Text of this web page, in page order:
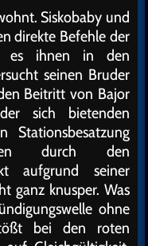
Siskobaby und
direkte Befehle der
es ihnen in den
seinen Bruder
Beitritt von Bajor
sich bietenden
Stationsbesatzung
durch den
aufgrund seiner
ganz knusper. Was
ohne
bei den roten